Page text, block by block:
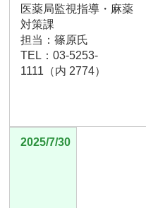
医薬局監視指導・麻薬
対策課
担当：篠原氏
TEL：03-5253-
1111（内 2774）
2025/7/30